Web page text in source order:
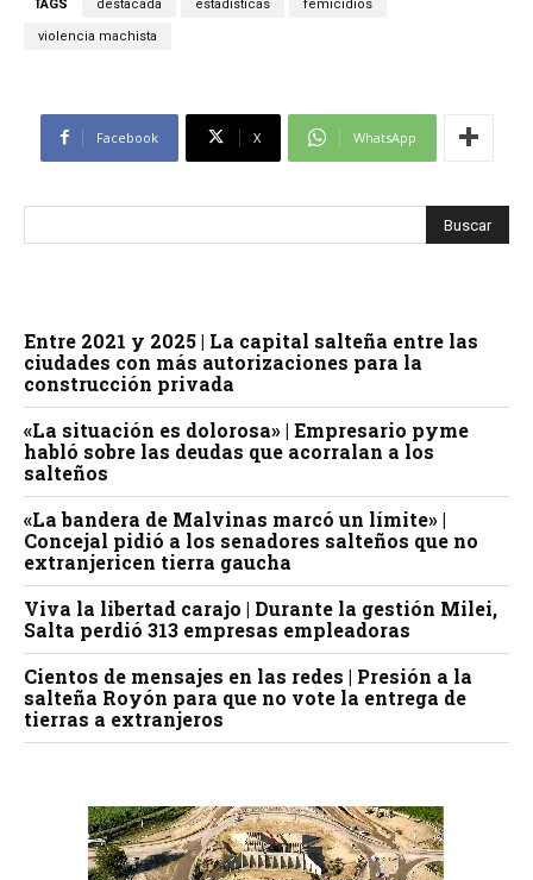
TAGS destacada estadísticas femicidios
violencia machista
Facebook X WhatsApp
Entre 2021 y 2025 | La capital salteña entre las
ciudades con más autorizaciones para la
construcción privada
«La situación es dolorosa» | Empresario pyme
habló sobre las deudas que acorralan a los
salteños
«La bandera de Malvinas marcó un límite» |
Concejal pidió a los senadores salteños que no
extranjericen tierra gaucha
Viva la libertad carajo | Durante la gestión Milei,
Salta perdió 313 empresas empleadoras
Cientos de mensajes en las redes | Presión a la
salteña Royón para que no vote la entrega de
tierras a extranjeros